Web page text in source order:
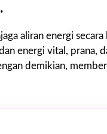
aliran energi
energi vital, prana,
demikian,